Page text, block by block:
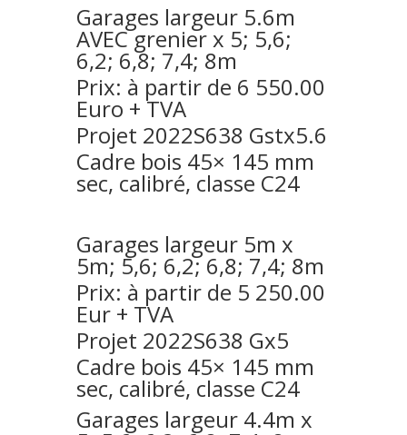
Garages largeur 5.6m
AVEC grenier x 5; 5,6;
6,2; 6,8; 7,4; 8m
Prix: à partir de 6 550.00
Euro + TVA
Projet 2022S638 Gstx5.6
Cadre bois 45× 145 mm
sec, calibré, classe C24
Garages largeur 5m x
5m; 5,6; 6,2; 6,8; 7,4; 8m
Prix: à partir de 5 250.00
Eur + TVA
Projet 2022S638 Gx5
Cadre bois 45× 145 mm
sec, calibré, classe C24
Garages largeur 4.4m x